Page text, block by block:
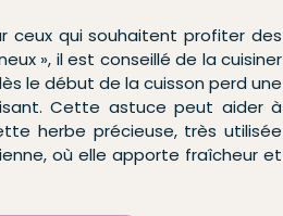
ceux qui souhaitent profiter des
», il est conseillé de la cuisiner
le début de la cuisson perd une
Cette astuce peut aider à
herbe précieuse, très utilisée
où elle apporte fraîcheur et